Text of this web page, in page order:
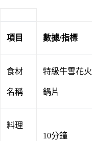
項目 數據/指標
食材
名稱
特級牛雪花火
鍋片
料理
10分鐘